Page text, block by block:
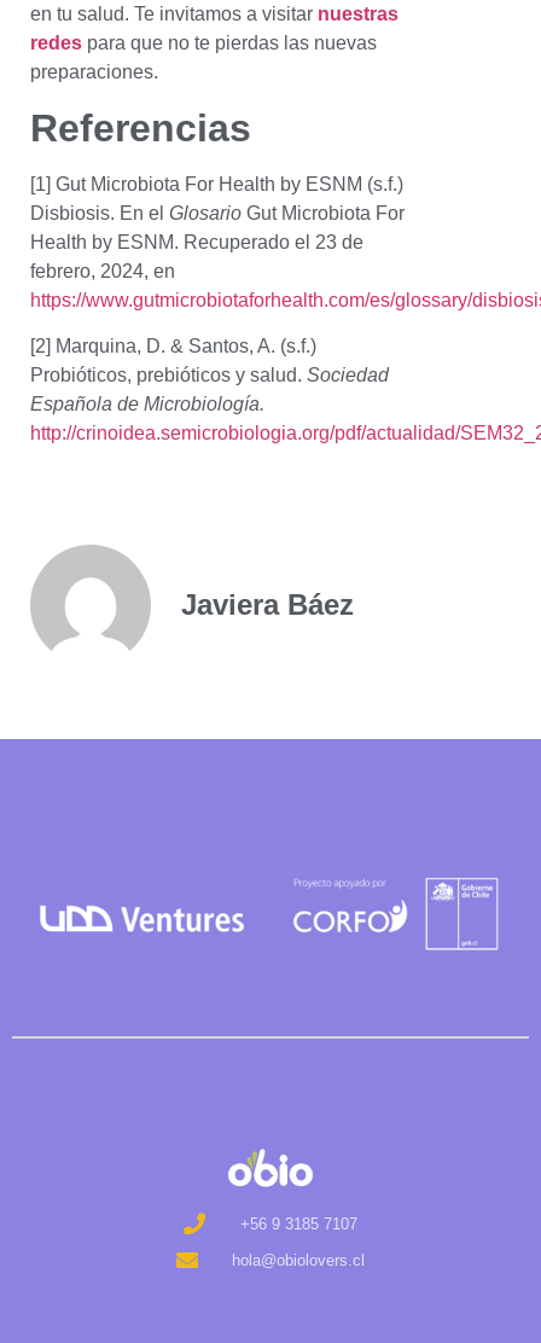
en tu salud. Te invitamos a visitar nuestras
redes para que no te pierdas las nuevas
preparaciones.
Referencias
[1] Gut Microbiota For Health by ESNM (s.f.)
Disbiosis. En el Glosario Gut Microbiota For
Health by ESNM. Recuperado el 23 de
febrero, 2024, en
https://www.gutmicrobiotaforhealth.com/es/glossary/
[2] Marquina, D. & Santos, A. (s.f.)
Probióticos, prebióticos y salud. Sociedad
Española de Microbiología.
http://crinoidea.semicrobiologia.org/pdf/actualidad/
Javiera Báez
+56 9 3185 7107
hola@obiolovers.cl